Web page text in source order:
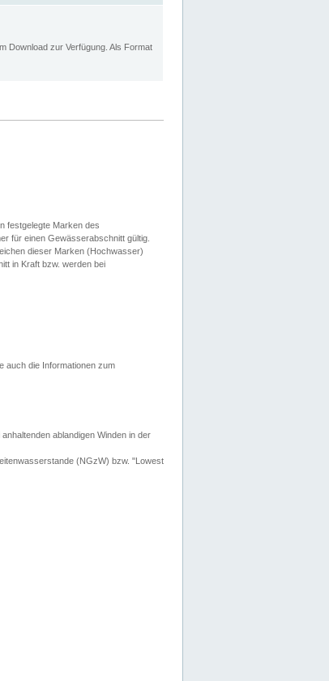
Download zur Verfügung. Als Format
festgelegte Marken des
für einen Gewässerabschnitt gültig.
dieser Marken (Hochwasser)
in Kraft bzw. werden bei
auch die Informationen zum
ablandigen Winden in der
(NGzW) bzw. "Lowest